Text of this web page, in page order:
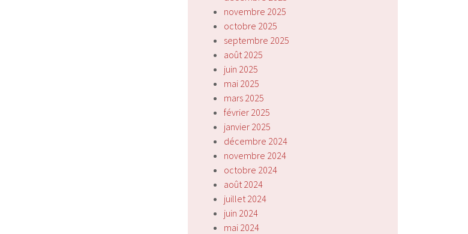
novembre 2025
octobre 2025
septembre 2025
août 2025
juin 2025
mai 2025
mars 2025
février 2025
janvier 2025
décembre 2024
novembre 2024
octobre 2024
août 2024
juillet 2024
juin 2024
mai 2024